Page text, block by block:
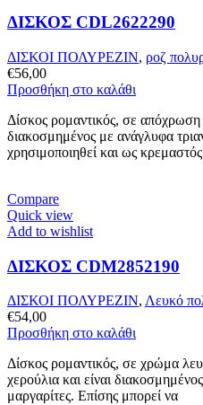
ΔΙΣΚΟΣ CDL2622290
ΔΙΣΚΟΙ ΠΟΛΥΡΕΖΙΝ, ροζ
€56,00
Προσθήκη στο καλάθι
Δίσκος ρομαντικός, σε
διακοσμημένος με ανάγλυφα
χρησιμοποιηθεί και ως κρεμαστός
Compare
Quick view
Add to wishlist
ΔΙΣΚΟΣ CDM2852190
ΔΙΣΚΟΙ ΠΟΛΥΡΕΖΙΝ, Λευκό
€54,00
Προσθήκη στο καλάθι
Δίσκος ρομαντικός, σε χρώμα
χερούλια και είναι
μαργαρίτες. Επίσης μπορεί να